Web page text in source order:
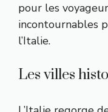
pour les
incontournables
l’Italie.
Les villes